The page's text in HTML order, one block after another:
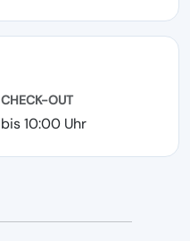
CHECK-OUT
bis 10:00 Uhr